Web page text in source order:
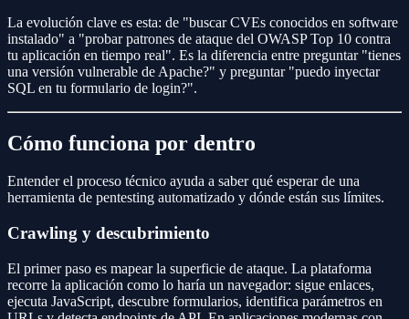
La evolución clave es esta: de "buscar CVEs conocidos en software
instalado" a "probar patrones de ataque del OWASP Top 10 contra
tu aplicación en tiempo real". Es la diferencia entre preguntar "tienes
una versión vulnerable de Apache?" y preguntar "puedo inyectar
SQL en tu formulario de login?".
Cómo funciona por dentro
Entender el proceso técnico ayuda a saber qué esperar de una
herramienta de pentesting automatizado y dónde están sus límites.
Crawling y descubrimiento
El primer paso es mapear la superficie de ataque. La plataforma
recorre la aplicación como lo haría un navegador: sigue enlaces,
ejecuta JavaScript, descubre formularios, identifica parámetros en